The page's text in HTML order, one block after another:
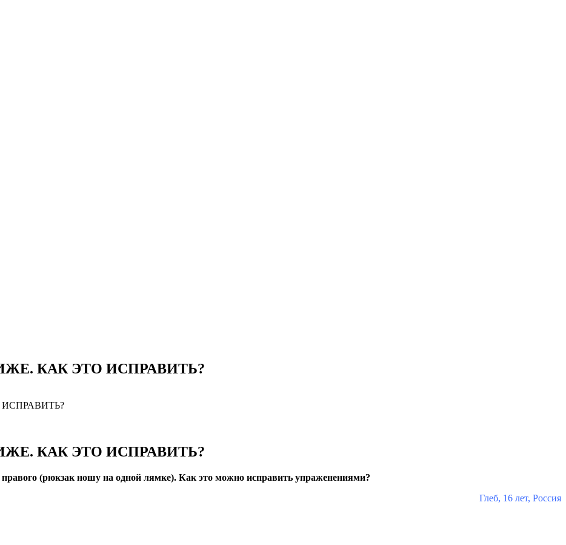
КАК ЭТО ИСПРАВИТЬ?
КАК ЭТО ИСПРАВИТЬ?
(рюкзак ношу на одной лямке). Как это можно исправить упраженениями?
Глеб, 16 лет, Россия